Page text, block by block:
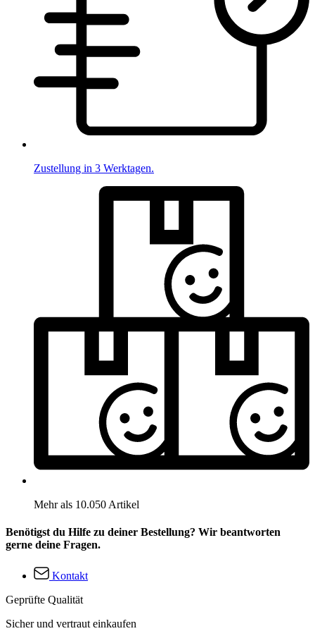
Zustellung in 3 Werktagen.
Mehr als 10.050 Artikel
Benötigst du Hilfe zu deiner Bestellung? Wir beantworten
gerne deine Fragen.
Kontakt
Geprüfte Qualität
Sicher und vertraut einkaufen